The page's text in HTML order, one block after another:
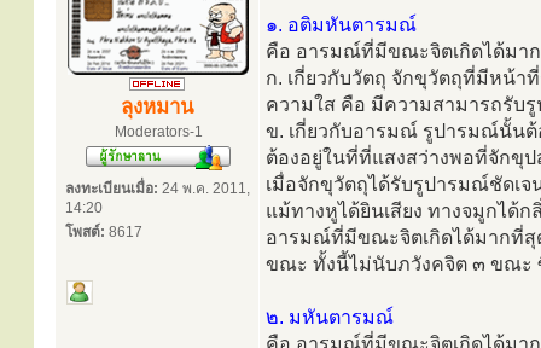
ลุงหมาน
Moderators-1
ลงทะเบียนเมื่อ: 24 พ.ค. 2011,
14:20
โพสต์: 8617
๑. อติมหันตารมณ์
คือ อารมณ์ที่มีขณะจิตเกิดได้มาก
ก. เกี่ยวกับวัตถุ จักขุวัตถุที่มีหน้า
ความใส คือ มีความสามารถรับ
ข. เกี่ยวกับอารมณ์ รูปารมณ์นั้นต้
ต้องอยู่ในที่ที่แสงสว่างพอที่จักขุป
เมื่อจักขุวัตถุได้รับรูปารมณ์ชัดเ
แม้ทางหูได้ยินเสียง ทางจมูกได้
อารมณ์ที่มีขณะจิตเกิดได้มากที่
ขณะ ทั้งนี้ไม่นับภวังคจิต ๓ ขณะ
๒. มหันตารมณ์
คือ อารมณ์ที่มีขณะจิตเกิดได้มา